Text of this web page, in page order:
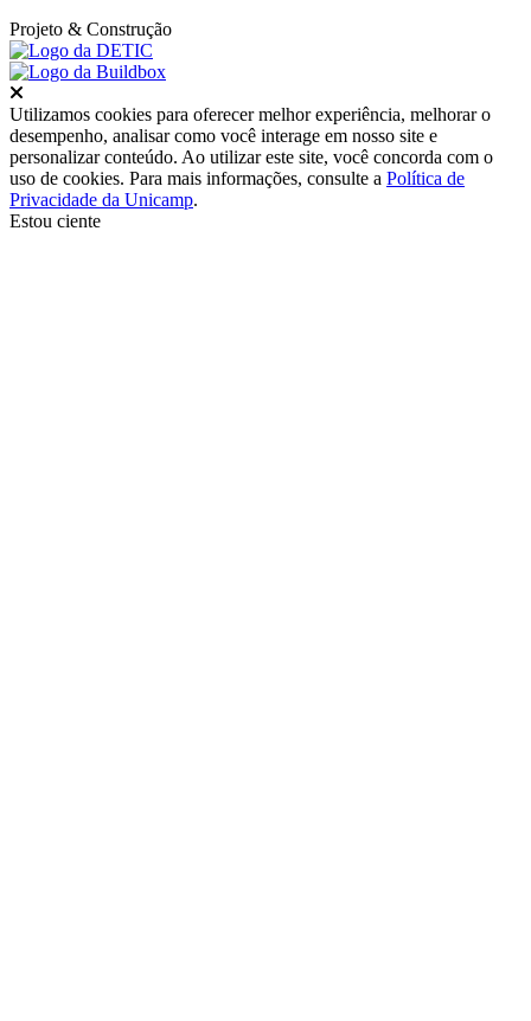
Projeto & Construção
Utilizamos cookies para oferecer melhor experiência, melhorar o
desempenho, analisar como você interage em nosso site e
personalizar conteúdo. Ao utilizar este site, você concorda com o
uso de cookies. Para mais informações, consulte a Política de
Privacidade da Unicamp.
Estou ciente